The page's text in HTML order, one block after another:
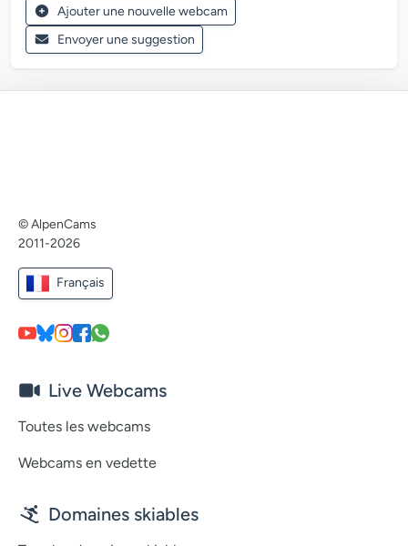
Ajouter une nouvelle webcam
Envoyer une suggestion
© AlpenCams
2011-2026
Français
Live Webcams
Toutes les webcams
Webcams en vedette
Domaines skiables